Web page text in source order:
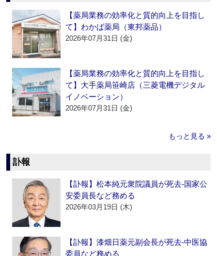
【薬局業務の効率化と質的向上を目指し
て】わかば薬局（東邦薬品）
2026年07月31日 (金)
【薬局業務の効率化と質的向上を目指し
て】大手薬局笹崎店（三菱電機デジタル
イノベーション）
2026年07月31日 (金)
もっと見る »
訃報
【訃報】松本純元衆院議員が死去‐国家公
安委員長など務める
2026年03月19日 (木)
【訃報】漆畑日薬元副会長が死去‐中医協
委員など務める